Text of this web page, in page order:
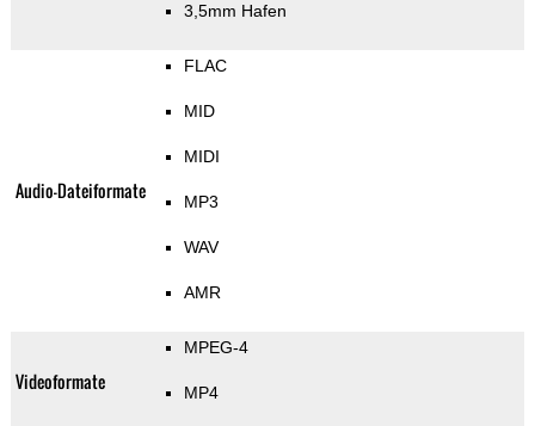
3,5mm Hafen
Audio-Dateiformate
FLAC
MID
MIDI
MP3
WAV
AMR
Videoformate
MPEG-4
MP4